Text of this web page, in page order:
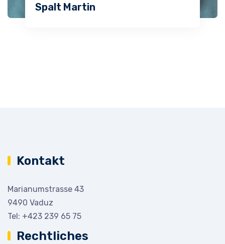
Spalt Martin
Kontakt
Marianumstrasse 43
9490 Vaduz
Tel: +423 239 65 75
Rechtliches